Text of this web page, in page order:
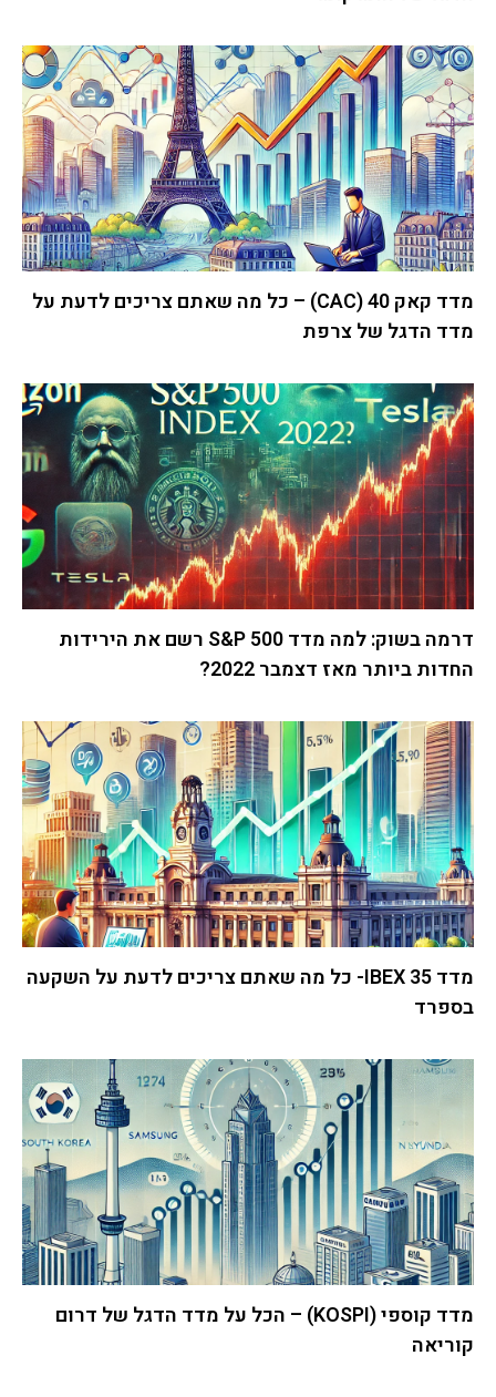
מדד קאק 40 (CAC) – כל מה שאתם צריכים לדעת על
מדד הדגל של צרפת
דרמה בשוק: למה מדד S&P 500 רשם את הירידות
החדות ביותר מאז דצמבר 2022?
מדד IBEX 35- כל מה שאתם צריכים לדעת על השקעה
בספרד
מדד קוספי (KOSPI) – הכל על מדד הדגל של דרום
קוריאה